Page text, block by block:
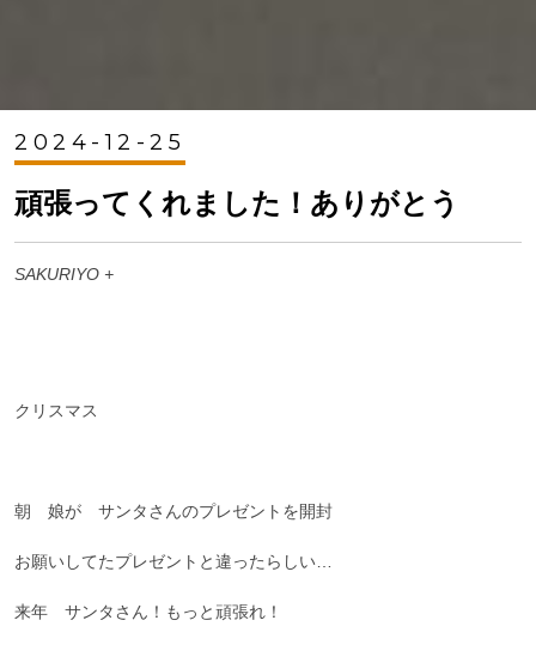
2024-12-25
頑張ってくれました！ありがとう
SAKURIYO +
クリスマス
朝 娘が サンタさんのプレゼントを開封
お願いしてたプレゼントと違ったらしい…
来年 サンタさん！もっと頑張れ！